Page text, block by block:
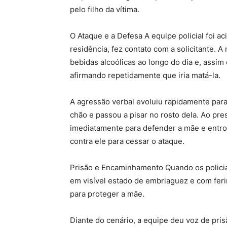
pelo filho da vítima.
O Ataque e a Defesa A equipe policial foi
residência, fez contato com a solicitante.
bebidas alcoólicas ao longo do dia e,
afirmando repetidamente que iria matá-la.
A agressão verbal evoluiu rapidamente
chão e passou a pisar no rosto dela. Ao
imediatamente para defender a mãe e
contra ele para cessar o ataque.
Prisão e Encaminhamento Quando os
em visível estado de embriaguez e com
para proteger a mãe.
Diante do cenário, a equipe deu voz de